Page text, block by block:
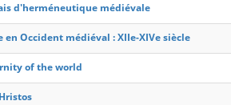
d'herméneutique médiévale
Occident médiéval : XIIe-XIVe siècle
of the world